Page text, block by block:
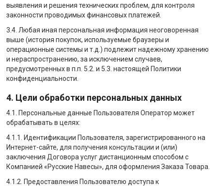
выявления и решения технических проблем, для контроля
законности проводимых финансовых платежей.
3.4. Любая иная персональная информация неоговоренная
выше (история покупок, используемые браузеры и
операционные системы и т.д.) подлежит надежному хранению
и нераспространению, за исключением случаев,
предусмотренных в п.п. 5.2. и 5.3. настоящей Политики
конфиденциальности.
4. Цели обработки персональных данных
4.1. Персональные данные Пользователя Оператор может
обрабатывать в целях:
4.1.1. Идентификации Пользователя, зарегистрированного на
Интернет-сайте, для получения консультации и (или)
заключения Договора услуг дистанционным способом с
Компанией «Русские Навесы», для оформления Заказа Товара.
4.1.2. Предоставления Пользователю доступа к